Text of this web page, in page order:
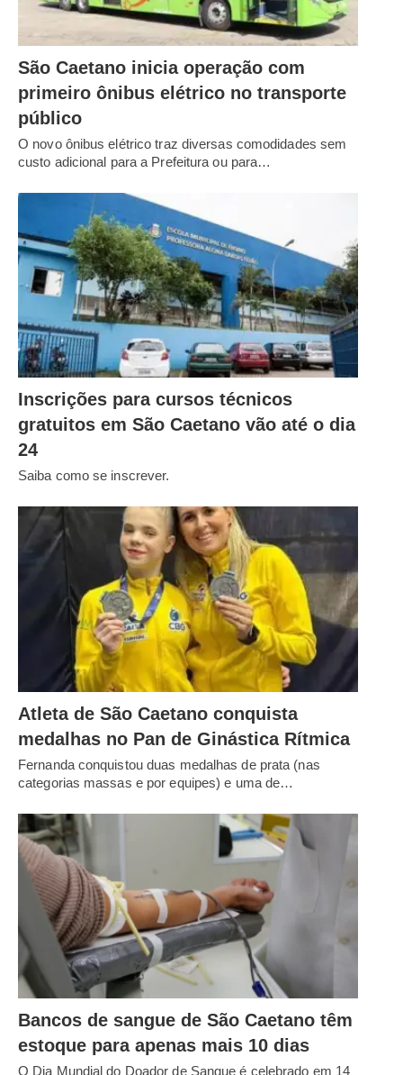
São Caetano inicia operação com
primeiro ônibus elétrico no transporte
público
O novo ônibus elétrico traz diversas comodidades sem
custo adicional para a Prefeitura ou para…
Inscrições para cursos técnicos
gratuitos em São Caetano vão até o dia
24
Saiba como se inscrever.
Atleta de São Caetano conquista
medalhas no Pan de Ginástica Rítmica
Fernanda conquistou duas medalhas de prata (nas
categorias massas e por equipes) e uma de…
Bancos de sangue de São Caetano têm
estoque para apenas mais 10 dias
O Dia Mundial do Doador de Sangue é celebrado em 14